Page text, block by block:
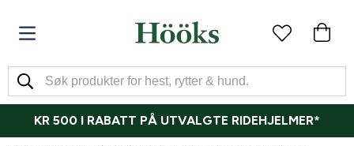
KR 500 I RABATT PÅ UTVALGTE RIDEHJELMER*